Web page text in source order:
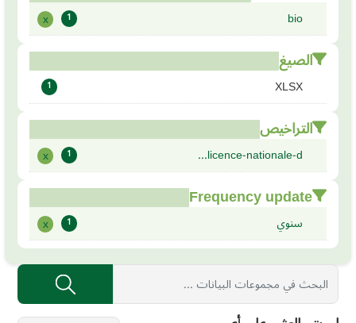
bio
1
x
الصيغ
XLSX
1
التراخيص
licence-nationale-d...
1
x
Frequency update
سنوي 1
x